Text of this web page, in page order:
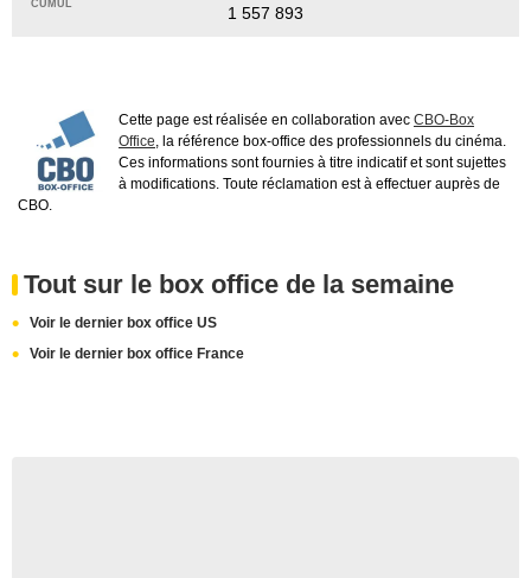
1 557 893
Cette page est réalisée en collaboration avec CBO-Box
Office, la référence box-office des professionnels du cinéma.
Ces informations sont fournies à titre indicatif et sont sujettes
à modifications. Toute réclamation est à effectuer auprès de
CBO.
Tout sur le box office de la semaine
Voir le dernier box office US
Voir le dernier box office France